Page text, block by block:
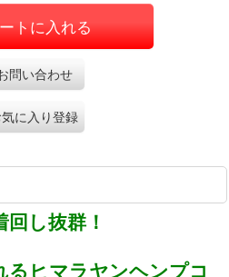
トに入れる
問い合わせ
気に入り登録
し抜群！
るヒマラヤンヘンプコ